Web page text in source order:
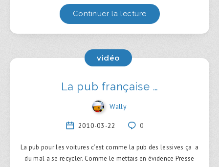
Continuer la lecture
vidéo
La pub française …
Wally
2010-03-22 0
La pub pour les voitures c’est comme la pub des lessives ça a
du mal a se recycler. Comme le mettais en évidence Presse